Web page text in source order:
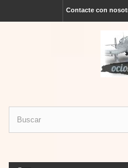
Contacte con